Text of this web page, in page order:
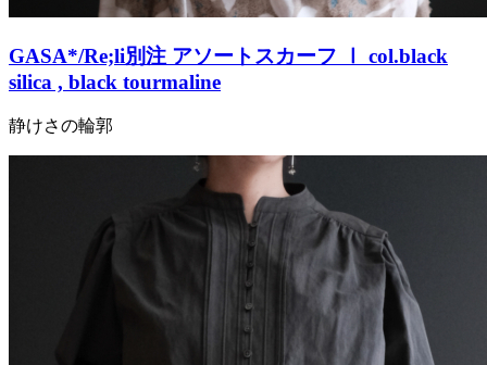
GASA*/Re;li別注 アソートスカーフ Ⅰ col.black
silica , black tourmaline
静けさの輪郭